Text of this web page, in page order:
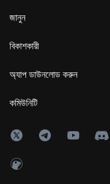
জানুন
বিকাশকারী
অ্যাপ ডাউনলোড করুন
কমিউনিটি